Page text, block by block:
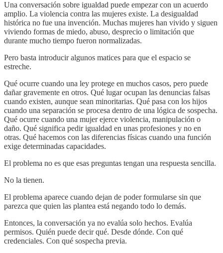
Una conversación sobre igualdad puede empezar con un acuerdo
amplio. La violencia contra las mujeres existe. La desigualdad
histórica no fue una invención. Muchas mujeres han vivido y siguen
viviendo formas de miedo, abuso, desprecio o limitación que
durante mucho tiempo fueron normalizadas.
Pero basta introducir algunos matices para que el espacio se
estreche.
Qué ocurre cuando una ley protege en muchos casos, pero puede
dañar gravemente en otros. Qué lugar ocupan las denuncias falsas
cuando existen, aunque sean minoritarias. Qué pasa con los hijos
cuando una separación se procesa dentro de una lógica de sospecha.
Qué ocurre cuando una mujer ejerce violencia, manipulación o
daño. Qué significa pedir igualdad en unas profesiones y no en
otras. Qué hacemos con las diferencias físicas cuando una función
exige determinadas capacidades.
El problema no es que esas preguntas tengan una respuesta sencilla.
No la tienen.
El problema aparece cuando dejan de poder formularse sin que
parezca que quien las plantea está negando todo lo demás.
Entonces, la conversación ya no evalúa solo hechos. Evalúa
permisos. Quién puede decir qué. Desde dónde. Con qué
credenciales. Con qué sospecha previa.